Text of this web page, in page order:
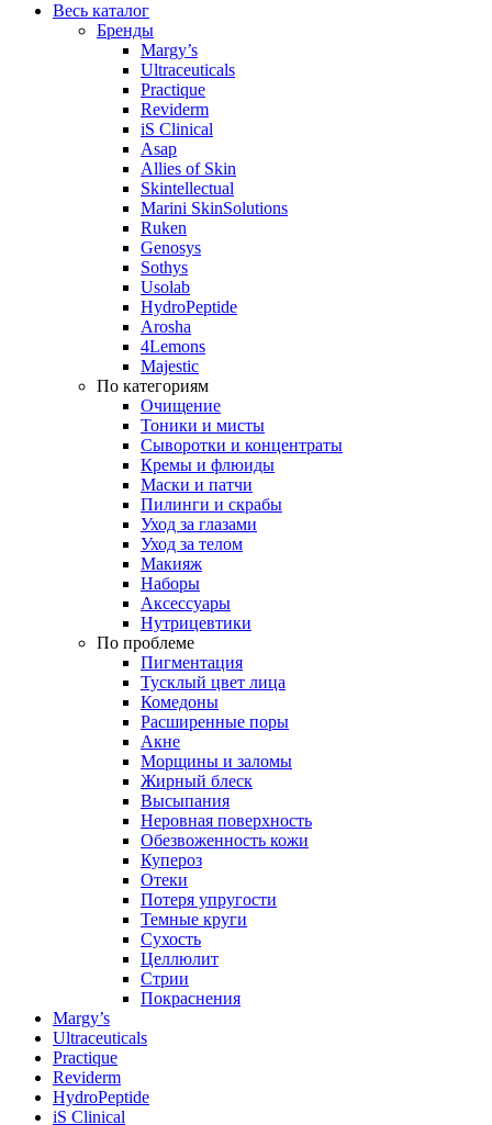
Весь каталог
Бренды
Margy’s
Ultraceuticals
Practique
Reviderm
iS Clinical
Asap
Allies of Skin
Skintellectual
Marini SkinSolutions
Ruken
Genosys
Sothys
Usolab
HydroPeptide
Arosha
4Lemons
Majestic
По категориям
Очищение
Тоники и мисты
Сыворотки и концентраты
Кремы и флюиды
Маски и патчи
Пилинги и скрабы
Уход за глазами
Уход за телом
Макияж
Наборы
Аксессуары
Нутрицевтики
По проблеме
Пигментация
Тусклый цвет лица
Комедоны
Расширенные поры
Акне
Морщины и заломы
Жирный блеск
Высыпания
Неровная поверхность
Обезвоженность кожи
Купероз
Отеки
Потеря упругости
Темные круги
Сухость
Целлюлит
Стрии
Покраснения
Margy’s
Ultraceuticals
Practique
Reviderm
HydroPeptide
iS Clinical